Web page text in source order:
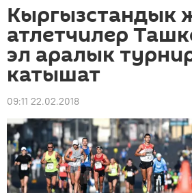
Кыргызстандык
атлетчилер
эл аралык
катышат
09:11 22.02.2018